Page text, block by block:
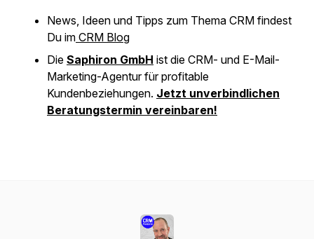
News, Ideen und Tipps zum Thema CRM findest
Du im CRM Blog
Die Saphiron GmbH ist die CRM- und E-Mail-
Marketing-Agentur für profitable
Kundenbeziehungen. Jetzt unverbindlichen
Beratungstermin vereinbaren!